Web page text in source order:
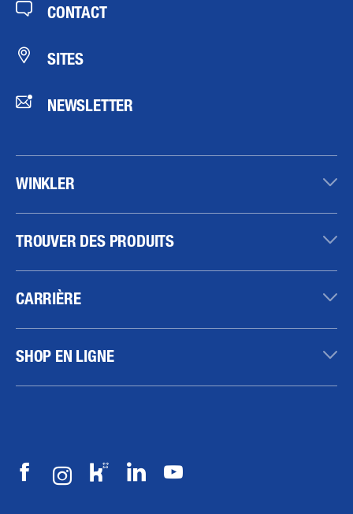
CONTACT
SITES
NEWSLETTER
WINKLER
TROUVER DES PRODUITS
CARRIÈRE
SHOP EN LIGNE